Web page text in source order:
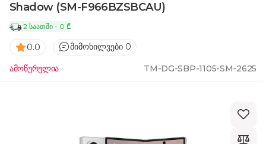
Shadow (SM-F966BZSBCAU)
2 საათში - 0 ₾
0.0 მიმოხილვები 0
ამოწურულია TM-DG-SBP-1105-SM-2625